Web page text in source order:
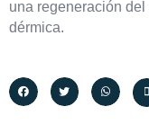
una regeneración
dérmica.